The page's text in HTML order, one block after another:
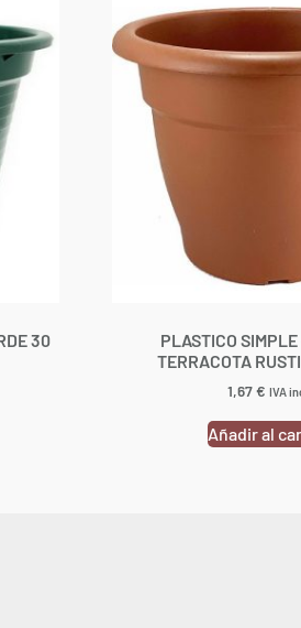
30
PLASTICO SIMPLE
TERRACOTA
1,67€ IVA
Añadir al